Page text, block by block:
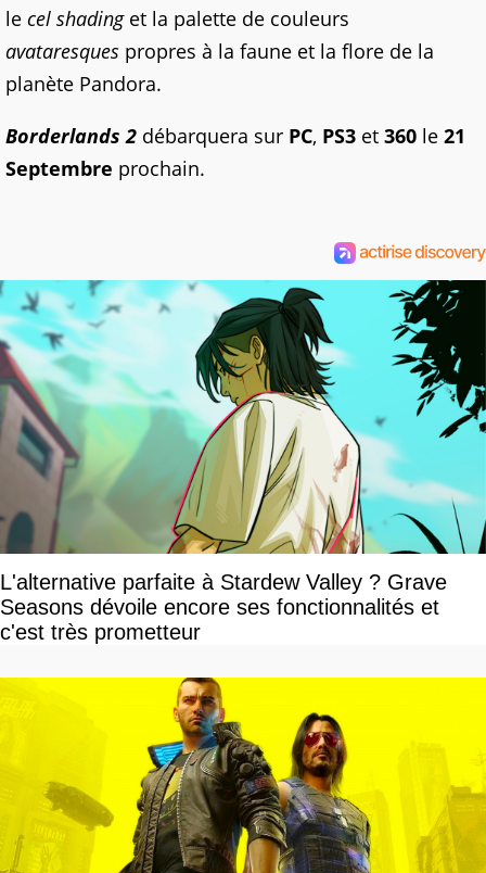
le cel shadinget la palette de couleurs
avataresques propres à la faune et la flore de la
planète Pandora.
Borderlands 2 débarquera sur PC, PS3 et 360 le 21
Septembre prochain.
L'alternative parfaite à Stardew Valley ? Grave
Seasons dévoile encore ses fonctionnalités et
c'est très prometteur